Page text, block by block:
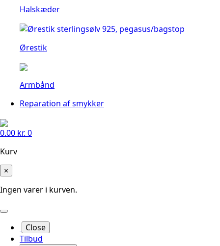
Halskæder
Ørestik
Armbånd
Reparation af smykker
0.00 kr. 0
Kurv
×
Ingen varer i kurven.
Close
Tilbud